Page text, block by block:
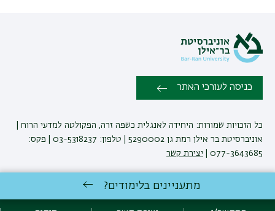
כניסה לעורכי האתר
כל הזכויות שמורות: היחידה לאנגלית כשפה זרה, הפקולטה למדעי הרוח |
אוניברסיטת בר אילן רמת גן 5290002 | טלפון: 03-5318237 | פקס:
077-3643685 |
יצירת קשר
אגף תקשוב, אוניברסיטת בר-אילן
מתעניינים בלימודים?